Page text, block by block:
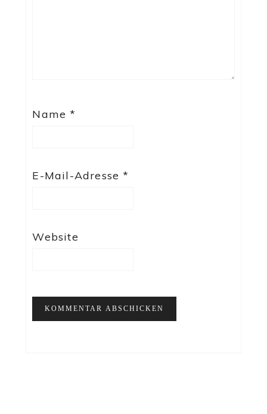
Name*
E-Mail-Adresse*
Website